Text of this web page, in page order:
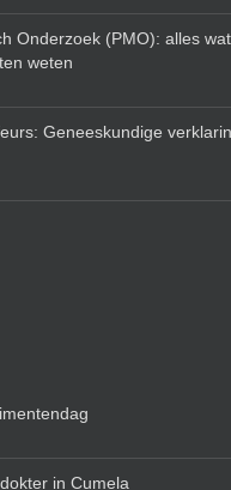
Onderzoek (PMO): alles wat
weten
Geneeskundige
in Cumela